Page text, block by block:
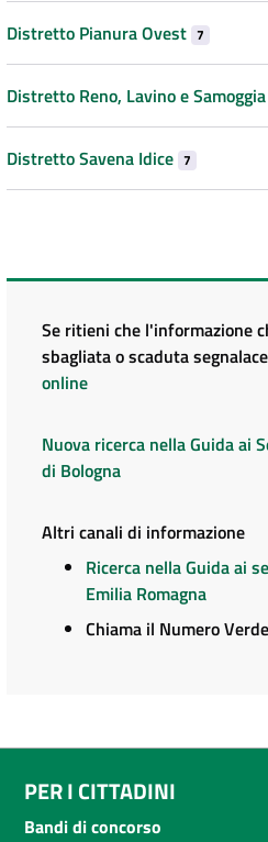
Distretto Pianura Ovest 7
Distretto Reno, Lavino e Samoggia
Distretto Savena Idice 7
Se ritieni che l'informazione
sbagliata o scaduta
online
Nuova ricerca nella Guida ai
di Bologna
Altri canali di informazione
Ricerca nella Guida ai
Emilia Romagna
Chiama il Numero
PER I CITTADINI
Bandi di concorso